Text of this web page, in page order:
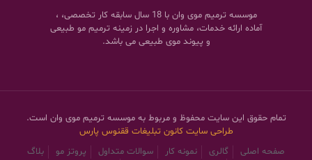
موسسه ترمیم موی وان با 18 سال سابقه کار تخصصی، ،
آماده ارائه خدمات، مشاوره و اجرا در زمینه ترمیم مو طبیعی
و پیوند موی طبیعی می باشد.
تمام حقوق این سایت محفوظ و مربوط به موسسه ترمیم موی وان است.
طراحی سایت کانون تبلیغات ققنوس پارس
صفحه اصلی
گالری نمونه کار سوالات متداول پروتز مو
بلاگ